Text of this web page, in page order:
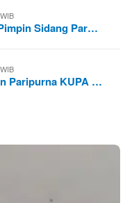
Sidang Par…
Paripurna KUPA …